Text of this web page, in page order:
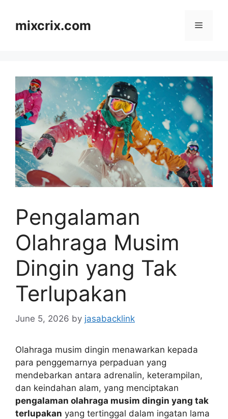
contentmixcrix.com Menu
Pengalaman
Olahraga Musim
Dingin yang Tak
Terlupakan
June 5, 2026 by jasabacklink
Olahraga musim dingin menawarkan kepada
para penggemarnya perpaduan yang
mendebarkan antara adrenalin, keterampilan,
dan keindahan alam, yang menciptakan
pengalaman olahraga musim dingin yang tak
terlupakan yang tertinggal dalam ingatan lama